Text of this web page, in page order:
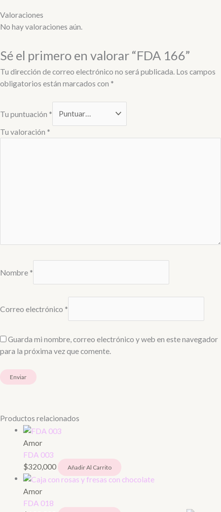
Valoraciones
No hay valoraciones aún.
Sé el primero en valorar “FDA 166”
Tu dirección de correo electrónico no será publicada. Los campos
obligatorios están marcados con *
Tu puntuación *
Tu valoración *
Nombre *
Correo electrónico *
Guarda mi nombre, correo electrónico y web en este navegador
para la próxima vez que comente.
Productos relacionados
Amor
FDA 003
$320,000 Añadir Al Carrito
Amor
FDA 018